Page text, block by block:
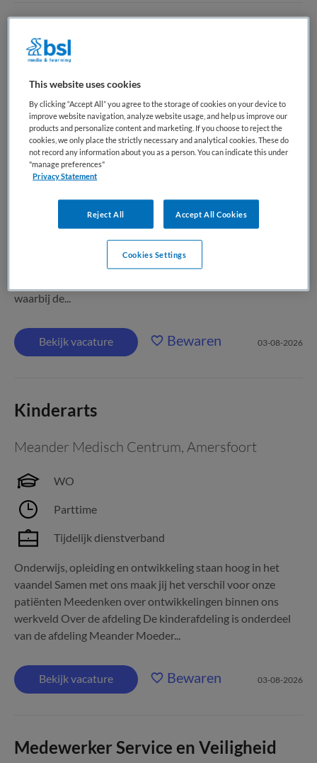
Radioloog (vacature via MSB Midden
Nederland)
Meander Medisch Centrum
WO
Niet nader bepaald
Niet nader bepaald
Wij zijn op zoek naar een ambitieuze en enthousiaste
nieuwe collega die ons team komt versterken. We zoeken
tenminste twee aandachtsgebieden beheerst. Alle
waarbij de...
Bekijk vacature Bewaren 03-08-2026
Kinderarts
Meander Medisch Centrum, Amersfoort
WO
Parttime
Tijdelijk dienstverband
Onderwijs, opleiding en ontwikkeling staan hoog in het
vaandel Samen met ons maak jij het verschil voor onze
patiënten Meedenken over ontwikkelingen binnen ons
werkveld Over de afdeling De kinderafdeling is onderdeel
van de afdeling Meander Moeder...
Bekijk vacature Bewaren 03-08-2026
Medewerker Service en Veiligheid
This website uses cookies
By clicking “Accept All” you agree to the storage of cookies on your device to
improve website navigation, analyze website usage, and help us improve our
products and personalize content and marketing. If you choose to reject the
cookies, we only place the strictly necessary and analytical cookies. These do
not record any information about you as a person. You can indicate this under
"manage preferences"
Privacy Statement
Reject All Accept All Cookies
Cookies Settings